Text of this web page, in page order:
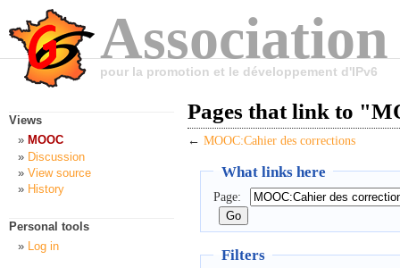
pour la promotion et le développement d'IPv6
Pages that link to
← MOOC:Cahier des corrections
What links here
Page:
Filters
Views
MOOC
Discussion
View source
History
Personal tools
Log in